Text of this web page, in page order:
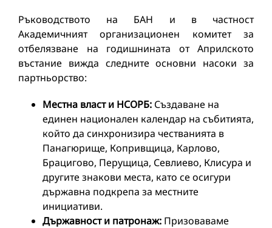
Ръководството на БАН и в частност
Академичният организационен комитет за
отбелязване на годишнината от Априлското
въстание вижда следните основни насоки за
партньорство:
Местна власт и НСОРБ: Създаване на
единен национален календар на събитията,
който да синхронизира честванията в
Панагюрище, Копривщица, Карлово,
Брацигово, Перущица, Севлиево, Клисура и
другите знакови места, като се осигури
държавна подкрепа за местните
инициативи.
Държавност и патронаж: Призоваваме